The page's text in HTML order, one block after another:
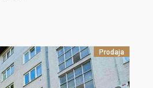
Prodaja